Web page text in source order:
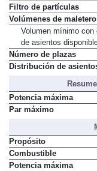
Filtro de partículas
Volúmenes de maletero
Volumen mínimo con
de asientos
Número de plazas
Distribución de
Potencia máxima
Par máximo
Propósito
Combustible
Potencia máxima